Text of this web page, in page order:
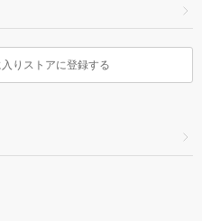
りストアに登録する